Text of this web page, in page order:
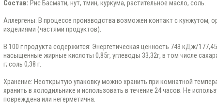
Состав: Рис Басмати, нут, тмин, куркума, растительное масло, соль.
Аллергены: В процессе производства возможен контакт с кунжутом,
изделиями (частями продуктов).
В 100 г продукта содержится: Энергетическая ценность 743 кДж/
насыщенные жирные кислоты 0,85г, углеводы 33,32г, в том числе
г; соль 0,38 г.
Хранение: Неоткрытую упаковку можно хранить при комнатной
хранить в холодильнике и использовать в течение 24 часов. Не
повреждена или негерметична.